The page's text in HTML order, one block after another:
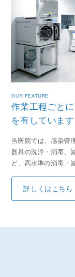
OUR FEATURE
作業工程ごと
を有しています
当医院では、感染管
器具の洗浄・消毒、
ど、高水準の消毒・
詳しくはこちら